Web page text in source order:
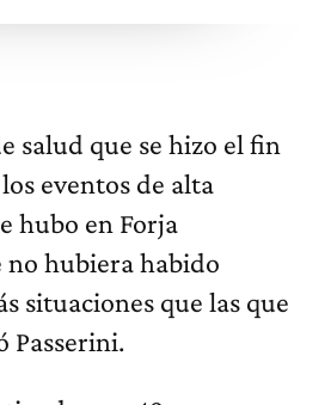
salud que se hizo el fin
eventos de alta
hubo en Forja
hubiera habido
situaciones que las que
Passerini.